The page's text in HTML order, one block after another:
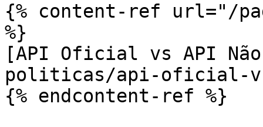
{% content-ref url="/
%}
[API Oficial vs API
politicas/api-oficial-
{% endcontent-ref %}